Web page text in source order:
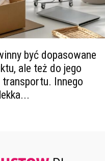
być dopasowane
ale też do jego
Innego